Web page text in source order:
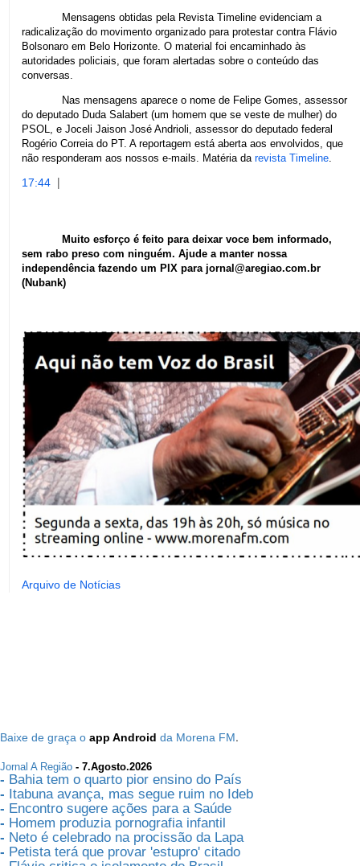
Mensagens obtidas pela Revista Timeline evidenciam a
radicalização do movimento organizado para protestar contra Flávio
Bolsonaro em Belo Horizonte. O material foi encaminhado às
autoridades policiais, que foram alertadas sobre o conteúdo das
conversas.
Nas mensagens aparece o nome de Felipe Gomes, assessor
do deputado Duda Salabert (um homem que se veste de mulher) do
PSOL, e Joceli Jaison José Andrioli, assessor do deputado federal
Rogério Correia do PT. A reportagem está aberta aos envolvidos, que
não responderam aos nossos e-mails. Matéria darevista Timeline
17:44 |
Muito esforço é feito para deixar voce bem informado,
sem rabo preso com ninguém. Ajude a manter nossa
independência fazendo um PIX para jornal@aregiao.com.br
(Nubank)
Arquivo de Notícias
Baixe de graça o app Android da Morena FM.
Jornal A Região - 7.Agosto.2026
- Bahia tem o quarto pior ensino do País
- Itabuna avança, mas segue ruim no Ideb
- Encontro sugere ações para a Saúde
- Homem produzia pornografia infantil
- Neto é celebrado na procissão da Lapa
- Petista terá que provar 'estupro' citado